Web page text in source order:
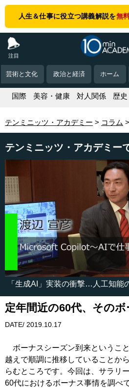
人生＆仕事に役立つ講義解説を無
注目
芸術と文化 政治と経済 ホーム
国際 美容・健康 対人関係 歴史
テンミニッツ・アカデミー コラム
テンミニッツ・アカデミー
「生成AI」実装の衝撃…人工知能
定年間近の60代、その
DATE/ 2019.10.17
ボーナスシーズン到来というこ
越えで順調に推移していることか
らむところです。今回は、サラリ
60代におけるボーナス事情を調べ